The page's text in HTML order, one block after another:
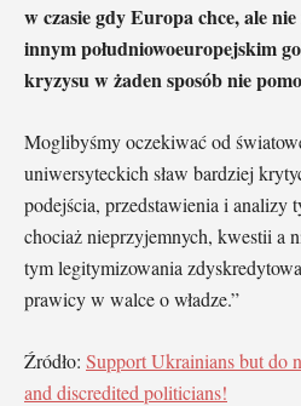
w czasie gdy Europa chce, ale
innym południowoeuropejskim
kryzysu w żaden sposób nie
Moglibyśmy oczekiwać od
uniwersyteckich sław bardziej
podejścia, przedstawienia i analizy
chociaż nieprzyjemnych, kwestii a
tym legitymizowania
prawicy w walce o władze.”
Źródło: Support Ukrainians but do
and discredited politicians!